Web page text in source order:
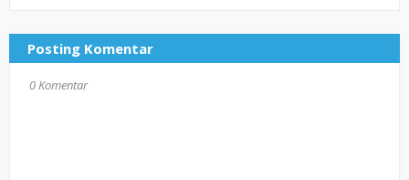
Posting Komentar
0 Komentar